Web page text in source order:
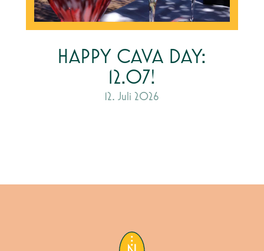
HAPPY CAVA DAY:
12.07!
12. Juli 2026